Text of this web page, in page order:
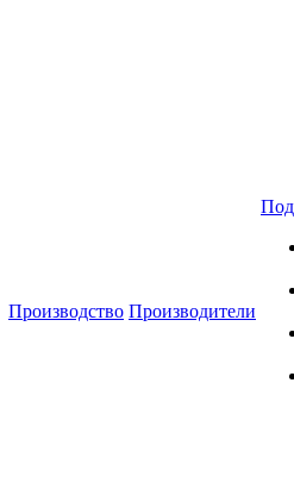
Производство Производители